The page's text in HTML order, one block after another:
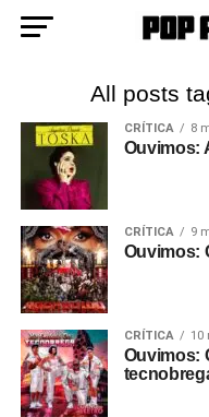
All posts
CRÍTICA 8
Ouvimos:
CRÍTICA 9
Ouvimos:
CRÍTICA 10
Ouvimos: